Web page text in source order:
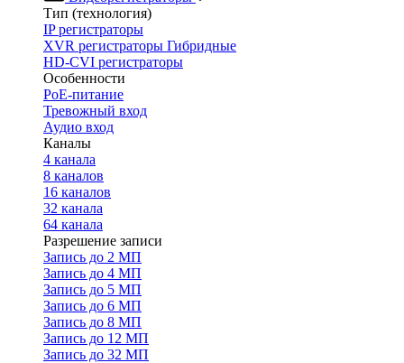
Тип (технология)
IP регистраторы
XVR регистраторы Гибридные
HD-CVI регистраторы
Особенности
PoE-питание
Тревожный вход
Аудио вход
Каналы
4 канала
8 каналов
16 каналов
32 канала
64 канала
Разрешение записи
Запись до 2 МП
Запись до 4 МП
Запись до 5 МП
Запись до 6 МП
Запись до 8 МП
Запись до 12 МП
Запись до 32 МП